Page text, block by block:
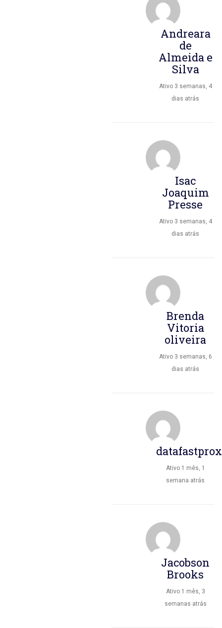
Andreara
de
Almeida e
Silva
Ativo 3 semanas, 4
dias atrás
Isac
Joaquim
Presse
Ativo 3 semanas, 4
dias atrás
Brenda
Vitoria
oliveira
Ativo 3 semanas, 6
dias atrás
Ativo 1 mês, 1
semana atrás
Jacobson
Brooks
Ativo 1 mês, 3
semanas atrás